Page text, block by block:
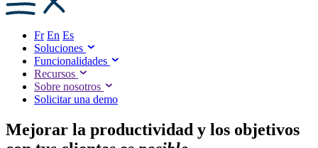
Fr En Es
Soluciones
Funcionalidades
Recursos
Sobre nosotros
Solicitar una demo
Mejorar la productividad y los objetivos